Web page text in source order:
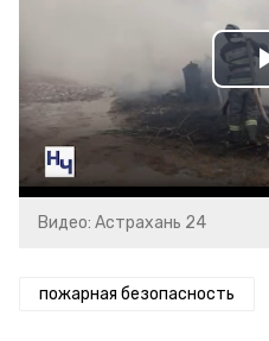
Видео: Астрахань 24
пожарная безопасность